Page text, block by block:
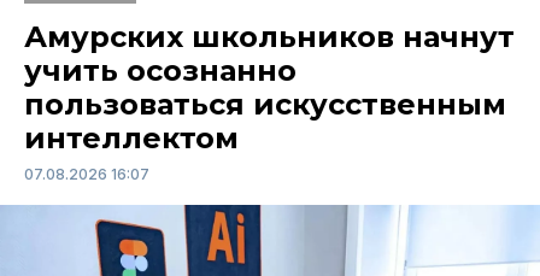
Амурских школьников начнут
учить осознанно
пользоваться искусственным
интеллектом
07.08.2026 16:07